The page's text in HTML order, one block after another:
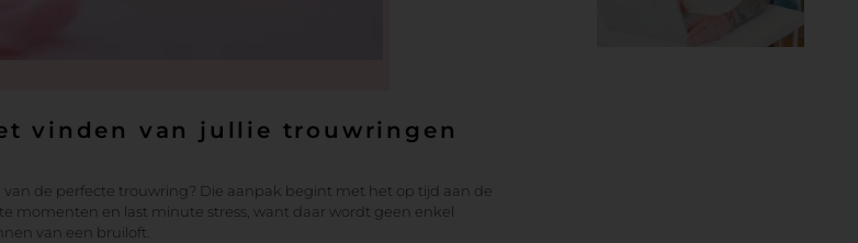
vinden van jullie trouwringen
de perfecte trouwring? Die aanpak begint met het op tijd aan de
momenten en last minute stress, want daar wordt geen enkel
van een bruiloft.